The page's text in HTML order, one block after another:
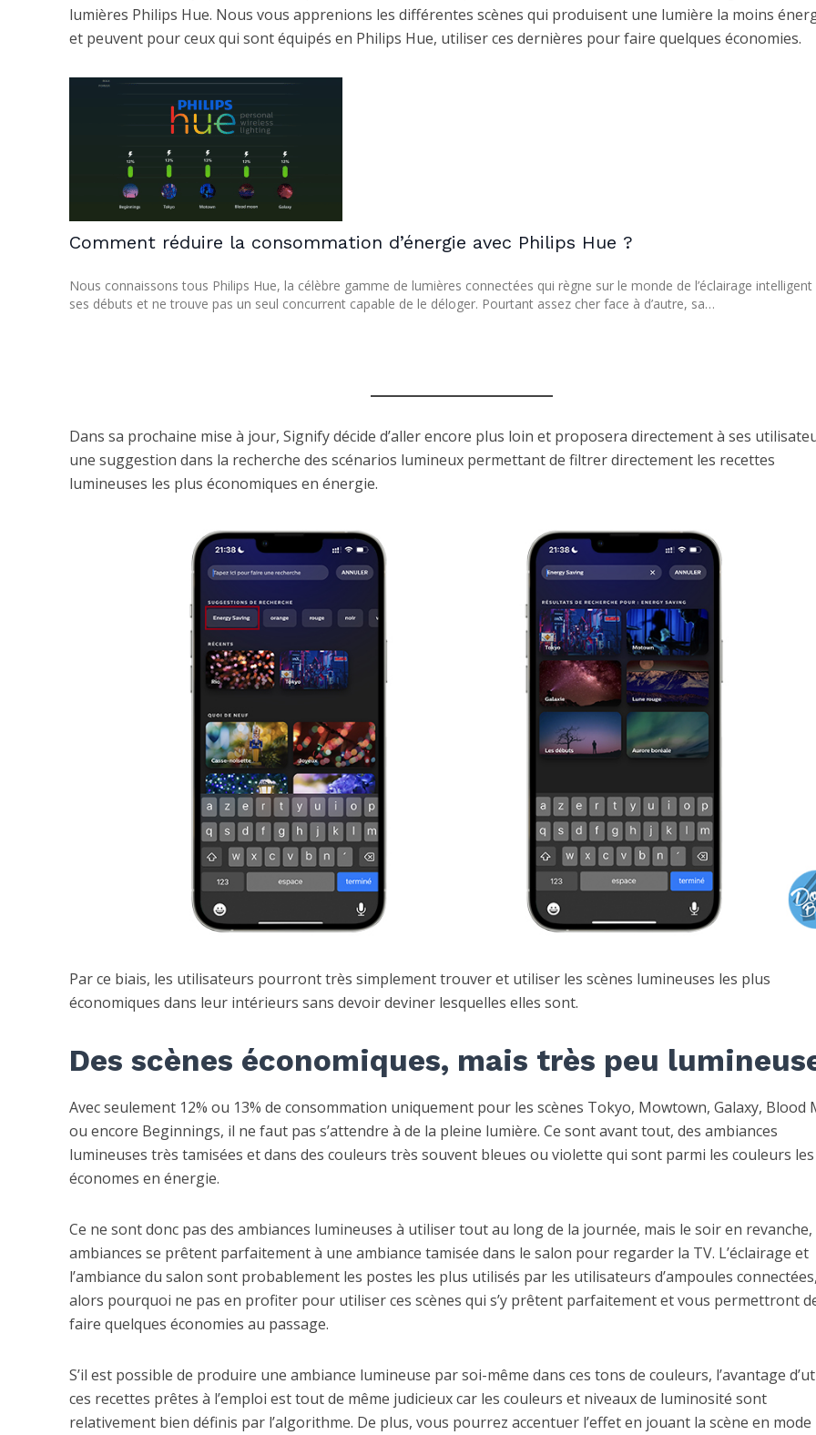
lumières Philips Hue. Nous vous apprenions les différentes scènes qui produisent une lumière la moins
et peuvent pour ceux qui sont équipés en Philips Hue, utiliser ces dernières pour faire quelques économies.
Comment réduire la consommation d’énergie avec Philips Hue ?
Nous connaissons tous Philips Hue, la célèbre gamme de lumières connectées qui règne sur le monde de l’éclairage intelligent
ses débuts et ne trouve pas un seul concurrent capable de le déloger. Pourtant assez cher face à d’autre, sa…
Dans sa prochaine mise à jour, Signify décide d’aller encore plus loin et proposera directement à ses
une suggestion dans la recherche des scénarios lumineux permettant de filtrer directement les recettes
lumineuses les plus économiques en énergie.
Par ce biais, les utilisateurs pourront très simplement trouver et utiliser les scènes lumineuses les plus
économiques dans leur intérieurs sans devoir deviner lesquelles elles sont.
Des scènes économiques, mais très peu
Avec seulement 12% ou 13% de consommation uniquement pour les scènes Tokyo, Mowtown, Galaxy, Blood
ou encore Beginnings, il ne faut pas s’attendre à de la pleine lumière. Ce sont avant tout, des ambiances
lumineuses très tamisées et dans des couleurs très souvent bleues ou violette qui sont parmi les couleurs
économes en énergie.
Ce ne sont donc pas des ambiances lumineuses à utiliser tout au long de la journée, mais le soir en revanche,
ambiances se prêtent parfaitement à une ambiance tamisée dans le salon pour regarder la TV. L’éclairage et
l’ambiance du salon sont probablement les postes les plus utilisés par les utilisateurs d’ampoules
alors pourquoi ne pas en profiter pour utiliser ces scènes qui s’y prêtent parfaitement et vous permettront
faire quelques économies au passage.
S’il est possible de produire une ambiance lumineuse par soi-même dans ces tons de couleurs, l’avantage
ces recettes prêtes à l’emploi est tout de même judicieux car les couleurs et niveaux de luminosité sont
relativement bien définis par l’algorithme. De plus, vous pourrez accentuer l’effet en jouant la scène en mode